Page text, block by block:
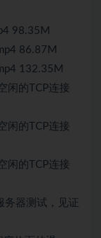
98.35M
86.87M
132.35M
闲的TCP连接
闲的TCP连接
闲的TCP连接
务器测试 ，见证